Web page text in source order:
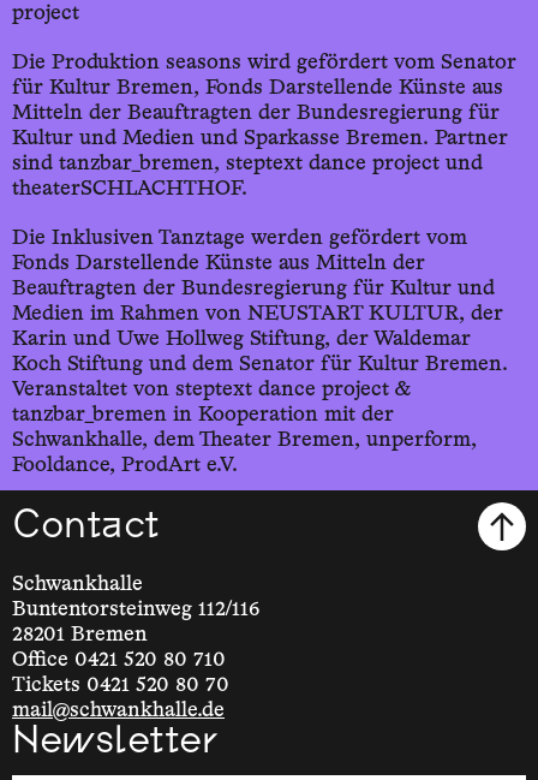
project
Die Produktion seasons wird gefördert vom Senator
für Kultur Bremen, Fonds Darstellende Künste aus
Mitteln der Beauftragten der Bundesregierung für
Kultur und Medien und Sparkasse Bremen. Partner
sind tanzbar_bremen, steptext dance project und
theaterSCHLACHTHOF.
Die Inklusiven Tanztage werden gefördert vom
Fonds Darstellende Künste aus Mitteln der
Beauftragten der Bundesregierung für Kultur und
Medien im Rahmen von NEUSTART KULTUR, der
Karin und Uwe Hollweg Stiftung, der Waldemar
Koch Stiftung und dem Senator für Kultur Bremen.
Veranstaltet von steptext dance project &
tanzbar_bremen in Kooperation mit der
Schwankhalle, dem Theater Bremen, unperform,
Fooldance, ProdArt e.V.
Contact
Schwankhalle
Buntentorsteinweg 112/116
28201 Bremen
Office 0421 520 80 710
Tickets 0421 520 80 70
mail@schwankhalle.de
Newsletter